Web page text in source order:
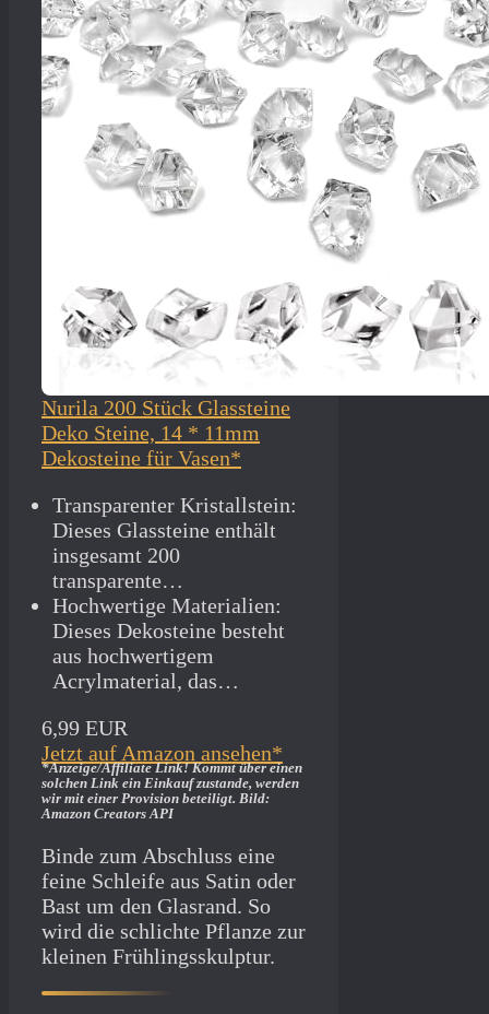
Nurila 200 Stück Glassteine
Deko Steine, 14 * 11mm
Dekosteine für Vasen*
Transparenter Kristallstein:
Dieses Glassteine enthält
insgesamt 200
transparente…
Hochwertige Materialien:
Dieses Dekosteine besteht
aus hochwertigem
Acrylmaterial, das…
6,99 EUR
Jetzt auf Amazon ansehen*
*Anzeige/Affiliate Link! Kommt über einen
solchen Link ein Einkauf zustande, werden
wir mit­ einer Provision beteiligt. Bild:
Amazon Creators API
Binde zum Abschluss eine
feine Schleife aus Satin oder
Bast um den Glasrand. So
wird die schlichte Pflanze zur
kleinen Frühlingsskulptur.